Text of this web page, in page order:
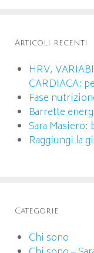
Articoli recenti
HRV,
CARDIACA:
Fase
Barrette
Sara
Raggiungi la
Categorie
Chi sono